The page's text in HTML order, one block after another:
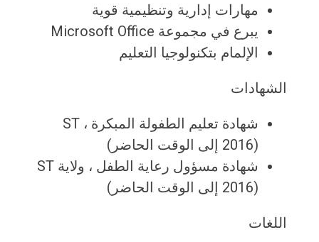
مهارات إدارية وتنظيمية قوية
يبرع في مجموعة Microsoft Office
الإلمام بتكنولوجيا التعليم
الشهادات
شهادة تعليم الطفولة المبكرة ، ST
(2016 إلى الوقت الحاضر)
شهادة مسؤول رعاية الطفل ، ولاية ST
(2016 إلى الوقت الحاضر)
اللغات